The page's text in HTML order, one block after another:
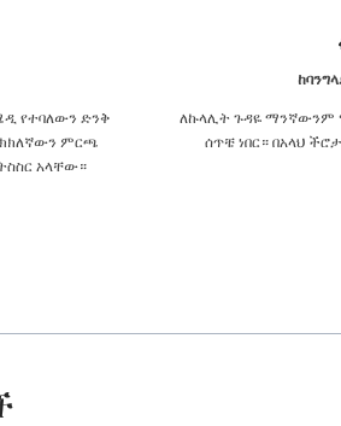
የተባለውን ድንቅ
ምርጫ
አላቸው።
ለኩላሊት ጉዳዬ ማንኛውንም
ሰጥቼ ነበር። በአላህ